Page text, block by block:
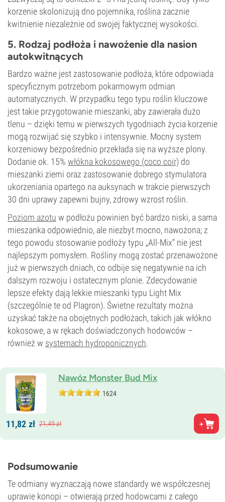
korzenie skolonizują dno pojemnika, roślina zacznie
kwitnienie niezależnie od swojej faktycznej wysokości.
5. Rodzaj podłoża i nawożenie dla nasion
autokwitnących
Bardzo ważne jest zastosowanie podłoża, które odpowiada
specyficznym potrzebom pokarmowym odmian
automatycznych. W przypadku tego typu roślin kluczowe
jest takie przygotowanie mieszanki, aby zawierała dużo
tlenu – dzięki temu w pierwszych tygodniach życia korzenie
mogą rozwijać się szybko i intensywnie. Mocny system
korzeniowy bezpośrednio przekłada się na wyższe plony.
Dodanie ok. 15% włókna kokosowego (coco coir) do
mieszanki ziemi oraz zastosowanie dobrego stymulatora
ukorzeniania opartego na auksynach w trakcie pierwszych
30 dni uprawy zapewni bujny, zdrowy wzrost roślin.
Poziom azotu w podłożu powinien być bardzo niski, a sama
mieszanka odpowiednio, ale niezbyt mocno, nawożona; z
tego powodu stosowanie podłoży typu „All-Mix” nie jest
najlepszym pomysłem. Rośliny mogą zostać przenawożone
już w pierwszych dniach, co odbije się negatywnie na ich
dalszym rozwoju i ostatecznym plonie. Zdecydowanie
lepsze efekty dają lekkie mieszanki typu Light Mix
(szczególnie te od Plagron). Świetne rezultaty można
uzyskać także na obojętnych podłożach, takich jak włókno
kokosowe, a w rękach doświadczonych hodowców –
również w systemach hydroponicznych.
Nawóz Monster Bud Mix
1624
11,82 zł 21,49zł
Podsumowanie
Te odmiany wyznaczają nowe standardy we współczesnej
uprawie konopi – otwierają przed hodowcami z całego